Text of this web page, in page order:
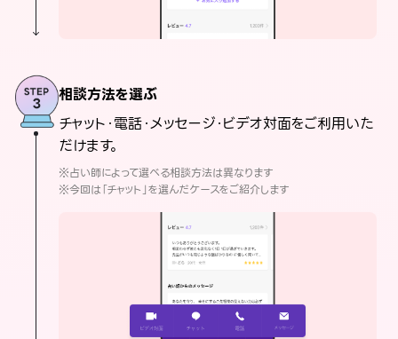
相談方法を選ぶ
チャット・電話・メッセージ・ビデオ対面をご利用いた
だけます。
※占い師によって選べる相談方法は異なります
※今回は「チャット」を選んだケースをご紹介します